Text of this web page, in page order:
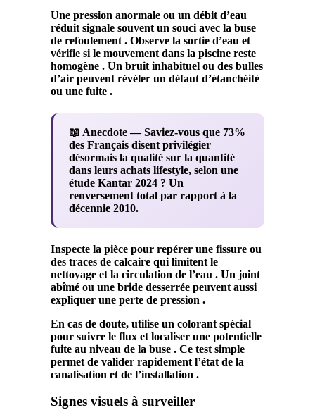
Une pression anormale ou un débit d’eau
réduit signale souvent un souci avec la buse
de refoulement . Observe la sortie d’eau et
vérifie si le mouvement dans la piscine reste
homogène . Un bruit inhabituel ou des bulles
d’air peuvent révéler un défaut d’étanchéité
ou une fuite .
📖 Anecdote— Saviez-vous que 73%
des Français disent privilégier
désormais la qualité sur la quantité
dans leurs achats lifestyle, selon une
étude Kantar 2024 ? Un
renversement total par rapport à la
décennie 2010.
Inspecte la pièce pour repérer une fissure ou
des traces de calcaire qui limitent le
nettoyage et la circulation de l’eau . Un joint
abîmé ou une bride desserrée peuvent aussi
expliquer une perte de pression .
En cas de doute, utilise un colorant spécial
pour suivre le flux et localiser une potentielle
fuite au niveau de la buse . Ce test simple
permet de valider rapidement l’état de la
canalisation et de l’installation .
Signes visuels à surveiller